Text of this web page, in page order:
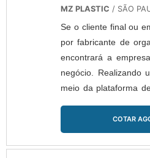
MZ PLASTIC / SÃO
Se o cliente final ou
por fabricante de
encontrará a
negócio. Realizando
meio da plataforma
referência no
segmento. É isto!
fabricante de
COTAR